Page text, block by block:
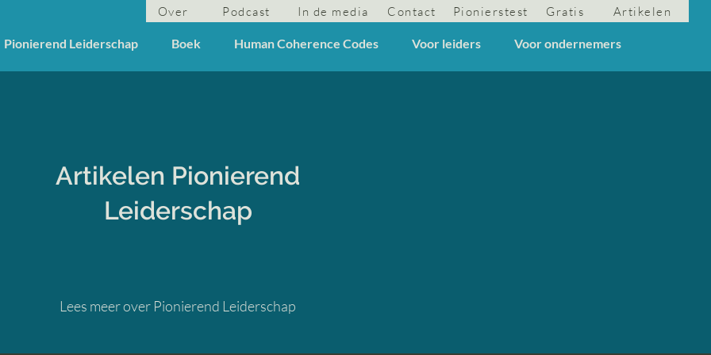
Over Podcast In de media Contact Pionierstest Gratis Artikelen
Pionierend Leiderschap Boek Human Coherence Codes Voor leiders Voor ondernemers
Artikelen Pionierend
Leiderschap
Lees meer over Pionierend Leiderschap